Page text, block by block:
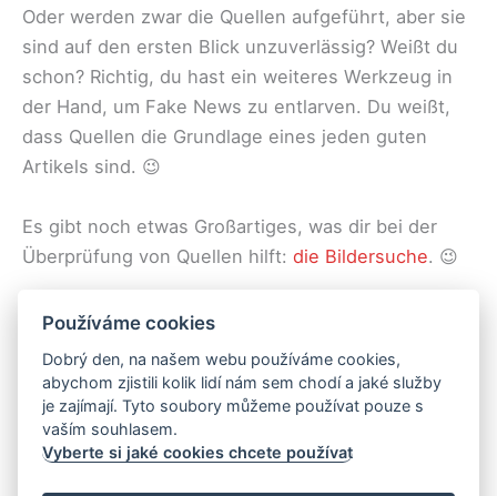
Oder werden zwar die Quellen aufgeführt, aber sie
sind auf den ersten Blick unzuverlässig? Weißt du
schon? Richtig, du hast ein weiteres Werkzeug in
der Hand, um Fake News zu entlarven. Du weißt,
dass Quellen die Grundlage eines jeden guten
Artikels sind. 😉
Es gibt noch etwas Großartiges, was dir bei der
Überprüfung von Quellen hilft: die Bildersuche. 😉
Pages: 1 2 3
Datenschutzbestimmungen
Cookie policy
Používáme cookies
Dobrý den, na našem webu používáme cookies,
abychom zjistili kolik lidí nám sem chodí a jaké služby
je zajímají. Tyto soubory můžeme používat pouze s
vaším souhlasem.
Vyberte si jaké cookies chcete používat